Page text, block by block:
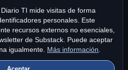
Diario TI mide visitas de forma
personales. Este
recursos externos no esenciales,
de Substack. Puede aceptar
igualmente. Más información